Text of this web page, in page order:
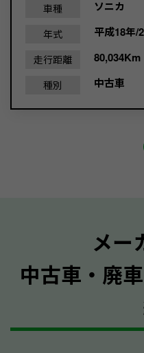
車種 ソニカ
年式 平成18年/
走行距離 80,034Km
種別 中古車
メー
中古車・廃